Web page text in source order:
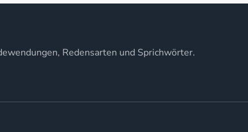
Redensarten und Sprichwörter.